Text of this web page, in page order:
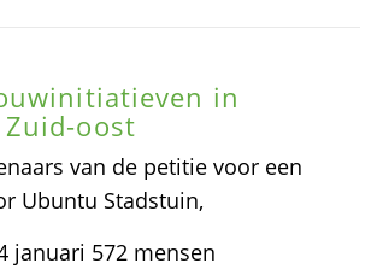
in
oost
van de petitie voor een
Ubuntu Stadstuin,
januari 572 mensen